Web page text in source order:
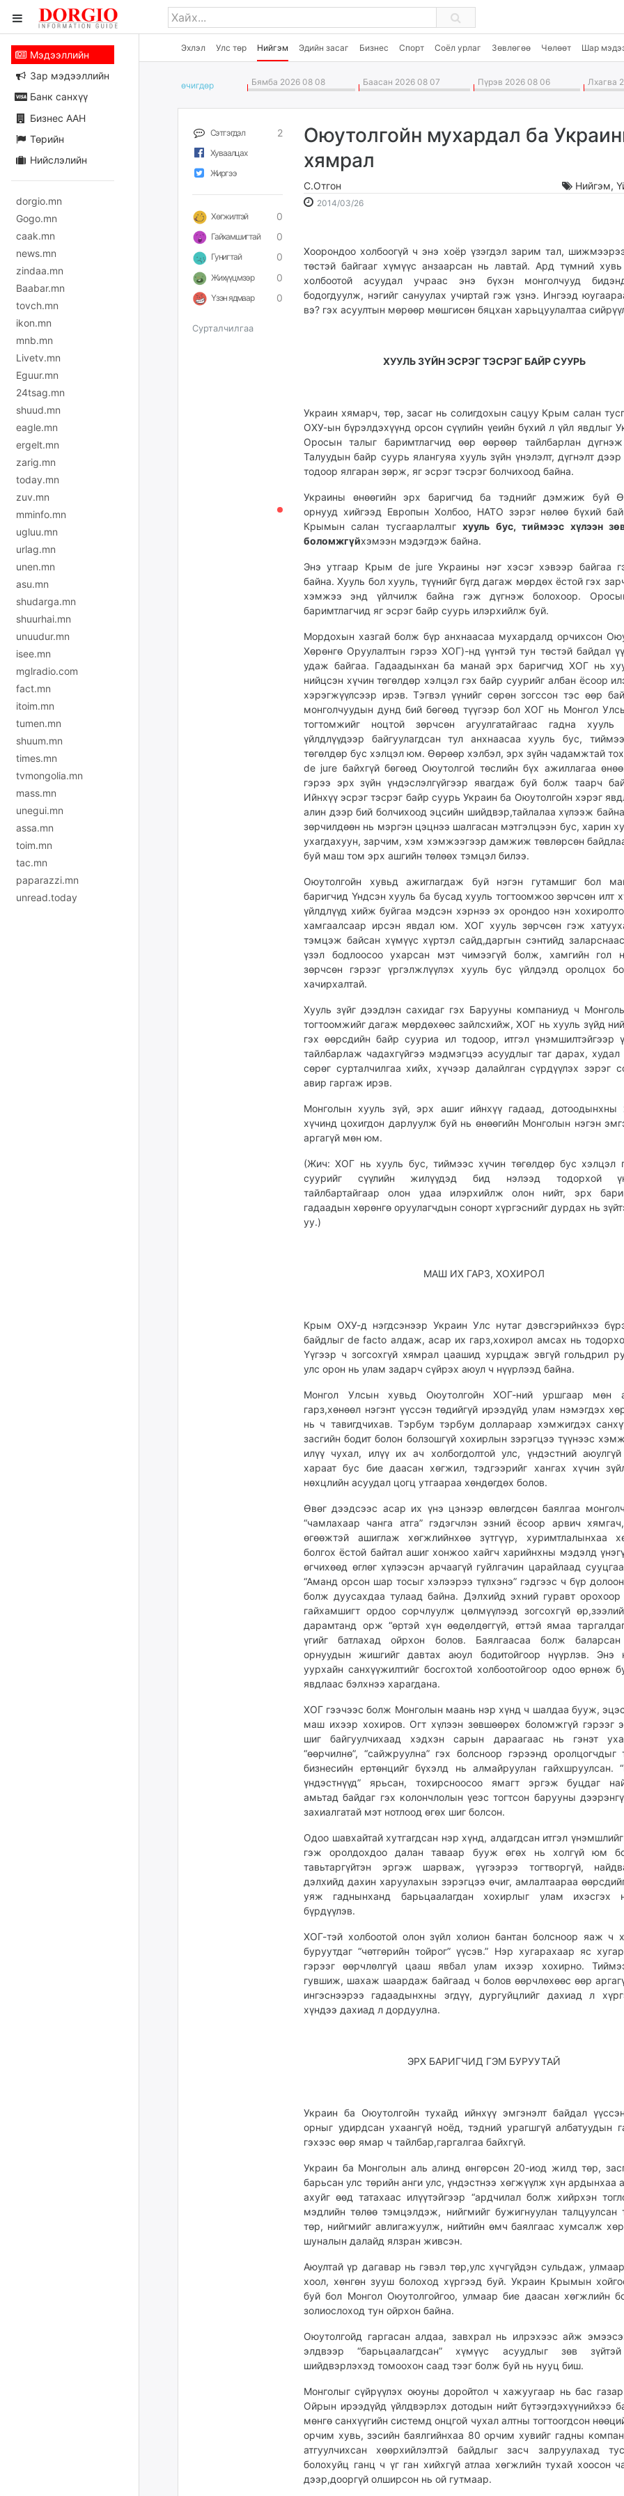
Эхлэл Улс төр Нийгэм Эдийн засаг Бизнес Спорт Соёл урлаг Зөвлөгөө Чөлөөт Шар
Мэдээллийн
Зар мэдээллийн
Банк санхүү
Бизнес ААН
Төрийн
Нийслэлийн
dorgio.mn
Gogo.mn
caak.mn
news.mn
zindaa.mn
Baabar.mn
tovch.mn
ikon.mn
mnb.mn
Livetv.mn
Eguur.mn
24tsag.mn
shuud.mn
eagle.mn
ergelt.mn
zarig.mn
today.mn
zuv.mn
mminfo.mn
ugluu.mn
urlag.mn
unen.mn
asu.mn
shudarga.mn
shuurhai.mn
unuudur.mn
isee.mn
mglradio.com
fact.mn
itoim.mn
tumen.mn
shuum.mn
times.mn
tvmongolia.mn
mass.mn
unegui.mn
assa.mn
toim.mn
tac.mn
paparazzi.mn
unread.today
өчигдѳр Бямба 2026 08 08 Баасан 2026 08 07 Пүрэв 2026 08 06 Лхагва
Сэтгэгдэл 2
Хуваалцах
Жиргээ
Хөгжилтэй 0
Гайхамшигтай 0
Гунигтай 0
Жихүүцмээр 0
Үзэн ядмаар 0
Сурталчилгаа
Оюутолгойн мухардал ба
хямрал
С.Отгон Нийгэм,
2014/03/262014-
15:03:20
2026-
20:34:15
Хоорондоо холбоогүй ч энэ хоёр үзэгдэл зарим тал,
төстэй байгааг хүмүүс анзаарсан нь лавтай. Ард түмний хувь
холбоотой асуудал учраас энэ бүхэн монголчууд
бодогдуулж, нэгийг сануулах учиртай гэж үзнэ. Ингээд
вэ? гэх асуултын мөрөөр мөшгисөн бяцхан харьцуулалтаа
ХУУЛЬ ЗҮЙН ЭСРЭГ ТЭСРЭГ БАЙР СУУРЬ
Украин хямарч, төр, засаг нь солигдохын сацуу Крым салан
ОХУ-ын бүрэлдэхүүнд орсон сүүлийн үеийн бүхий л үйл явдлыг
Оросын талыг баримтлагчид өөр өөрөөр тайлбарлан дүгнэж
Талуудын байр суурь ялангуяа хууль зүйн үнэлэлт, дүгнэлт
тодоор ялгаран зөрж, яг эсрэг тэсрэг болчихоод байна.
Украины өнөөгийн эрх баригчид ба тэднийг дэмжиж буй
орнууд хийгээд Европын Холбоо, НАТО зэрэг нөлөө бүхий
Крымын салан тусгаарлалтыгхууль бус, тиймээс хүлээн
боломжгүйхэмээн мэдэгдэж байна.
Энэ утгаар Крым de jure Украины нэг хэсэг хэвээр байгаа
байна. Хууль бол хууль, түүнийг бүгд дагаж мөрдөх ёстой гэх
хэмжээ энд үйлчилж байна гэж дүгнэж болохоор.
баримтлагчид яг эсрэг байр суурь илэрхийлж буй.
Мордохын хазгай болж бүр анх­наасаа мухардалд орчихсон
Хөрөнгө Оруулалтын гэрээ ХОГ)-нд үүнтэй тун төстэй байдал
удаж байгаа. Гадаадынхан ба манай эрх баригчид ХОГ нь
нийцсэн хүчин төгөлдөр хэлцэл гэх байр суурийг албан ёсоор
хэрэгжүүлсээр ирэв. Тэгвэл үүнийг сөрөн зогссон тэс өөр
монголчуудын дунд бий бөгөөд түүгээр бол ХОГ нь Монгол
тогтомжийг ноцтой зөрчсөн агуулгатайгаас гадна хууль
үйлдлүүдээр байгуулагдсан тул анхнаасаа хууль бус,
төгөлдөр бус хэлцэл юм. Өөрөөр хэлбэл, эрх зүйн чадамжтай
de jure байхгүй бөгөөд Оюутолгой төслийн бүх ажиллагаа
гэрээ эрх зүйн үндэслэлгүйгээр явагдаж буй болж таарч
Ийнхүү эсрэг тэсрэг байр суурь Украин ба Оюутолгойн хэрэг
алин дээр бий болчихоод эцсийн шийдвэр,тайлалаа хүлээж
зөрчилдөөн нь мэргэн цэцнээ шалгасан мэтгэлцээн бус, харин
ухагдахуун, зарчим, хэм хэмжээгээр дамжиж төвлөрсөн
буй маш том эрх ашгийн төлөөх тэмцэл билээ.
Оюутолгойн хувьд ажиглагдаж буй нэгэн гутамшиг бол
баригчид Үндсэн хууль ба бусад хууль тогтоомжоо зөрчсөн илт
үйлдлүүд хийж буйгаа мэдсэн хэрнээ эх орондоо нэн
хамгаалсаар ирсэн явдал юм. ХОГ хууль зөрчсөн гэж
тэмцэж байсан хүмүүс хүртэл сайд,даргын сэнтийд
үзэл бодлоосоо ухарсан мэт чимээгүй болж, хамгийн гол
зөрчсөн гэрээг үргэлжлүүлэх хууль бус үйлдэлд оролцох
хачирхалтай.
Хууль зүйг дээдлэн сахидаг гэх Барууны компаниуд ч
тогтоомжийг дагаж мөрдөхөөс зайлсхийж, ХОГ нь хууль зүйд
гэх өөрсдийн байр сууриа ил тодоор, итгэл үнэмшилтэйгээр
тайлбарлаж чадахгүйгээ мэдмэгцээ асуудлыг таг дарах, худал
сөрөг сурталчилгаа хийх, хүчээр далайлган сүрдүүлэх зэрэг
авир гаргаж ирэв.
Монголын хууль зүй, эрх ашиг ийнхүү гадаад, дотоодынхны
хүчинд цохигдон дарлуулж буй нь өнөөгийн Монголын нэгэн
аргагүй мөн юм.
(Жич: ХОГ нь хууль бус, тиймээс хүчин төгөлдөр бус хэлцэл
суурийг сүүлийн жилүүдэд бид нэлээд тодорхой
тайлбартайгаар олон удаа илэрхийлж олон нийт, эрх
гадаадын хөрөнгө оруулагчдын сонорт хүргэснийг дурдах нь
уу.)
МАШ ИХ ГАРЗ, ХОХИРОЛ
Крым ОХУ-д нэгдсэнээр Украин Улс нутаг дэвсгэрийнхээ
байдлыг de facto алдаж, асар их гарз,хохирол амсах нь
Үүгээр ч зогсохгүй хямрал цаашид хурцдаж эвгүй гольдрил
улс орон нь улам задарч сүйрэх аюул ч нүүрлээд байна.
Монгол Улсын хувьд Оюутолгойн ХОГ-ний уршгаар мөн
гарз,хөнөөл нэгэнт үүссэн төдийгүй ирээдүйд улам нэмэгдэх
нь ч тавигдчихав. Тэрбум тэрбум доллараар хэмжигдэх
засгийн бодит болон болзошгүй хохирлын зэрэгцээ түүнээс
илүү чухал, илүү их ач холбогдолтой улс, үндэстний
хараат бус бие даасан хөгжил, тэдгээрийг хангах хүчин
нөхцлийн асуудал цогц утгаараа хөндөгдөх болов.
Өвөг дээдсээс асар их үнэ цэнээр өвлөгдсөн баялгаа
“чамлахаар чанга атга” гэдэгчлэн эзний ёсоор арвич
өгөөжтэй ашиглаж хөгжлийнхөө зүтгүүр, хуримтлалынхаа
болгох ёстой байтал ашиг хонжоо хайгч харийнхны мэдэлд
өгчихөөд өглөг хүлээсэн арчаагүй гуйлгачин царайлаад
“Аманд орсон шар тосыг хэлээрээ түлхэнэ” гэдгээс ч бүр
болж дуусахдаа тулаад байна. Дэлхийд эхний гуравт орохоор
гайхамшигт ордоо сорчлуулж цөлмүүлээд зогсохгүй
дарамтанд орж “өртэй хүн өөдөлдөггүй, өттэй ямаа
үгийг батлахад ойрхон болов. Баялгаасаа болж
орнуудын жишгийг давтах аюул бодитойгоор нүүрлэв. Энэ
уурхайн санхүүжилтийг босгохтой холбоотойгоор одоо өрнөж
явдлаас бэлхнээ харагдана.
ХОГ гээчээс болж Монголын маань нэр хүнд ч шалдаа бууж,
маш ихээр хохиров. Огт хүлээн зөвшөөрөх боломжгүй гэрээг
шиг байгуулчихаад хэдхэн сарын дараагаас нь гэнэт
“өөрчилнө”, “сайжруулна” гэх болсноор гэрээнд оролцогчдыг
бизнесийн ертөнцийг бүхэлд нь алмайруулан гайхшруулсан.
үндэстнүүд” ярьсан, тохирсноосоо ямагт эргэж буцдаг
амьтад байдаг гэх колончлолын үеэс тогтсон барууны
захиалгатай мэт нотлоод өгөх шиг болсон.
Одоо шавхайтай хутгагдсан нэр хүнд, алдагдсан итгэл
гэж оролдохдоо далан таваар бууж өгөх нь холгүй юм
тавьтаргүйтэн эргэж шарваж, үүгээрээ тогтворгүй,
дэлхийд дахин харуулахын зэрэгцээ өчиг, амлалтаараа
уяж гаднынханд барьцаалагдан хохирлыг улам ихэсгэх
бүрдүүлэв.
ХОГ-тэй холбоотой олон зүйл холион бантан болсноор яаж ч
буруутдаг “чөтгөрийн тойрог” үүсэв.” Нэр хугарахаар яс
гэрээг өөрчлөлгүй цааш явбал улам ихээр хохирно.
гувшиж, шахаж шаардаж байгаад ч болов өөрчлөхөөс өөр
ингэснээрээ гадаадынхны эгдүү, дургуйцлийг дахиад л
хүндээ дахиад л дордуулна.
ЭРХ БАРИГЧИД ГЭМ БУРУУТАЙ
Украин ба Оюутолгойн тухайд ийнхүү эмгэнэлт байдал
орныг удирдсан ухаангүй ноёд, тэдний урагшгүй албатуудын
гэхээс өөр ямар ч тайлбар,гаргалгаа байхгүй.
Украин ба Монголын аль алинд өнгөрсөн 20-иод жилд төр,
барьсан улс төрийн анги улс, үндэстнээ хөгжүүлж хүн ардынхаа
ахуйг өөд татахаас илүүтэйгээр “ардчилал болж хийрхэн
мэдлийн төлөө тэмцэлдэж, нийгмийг бужигнуулан талцуулсан
төр, нийгмийг авлигажуулж, нийтийн өмч баялгаас хумсалж
шуналын далайд ялзран живсэн.
Аюултай үр дагавар нь гэвэл төр,улс хүчгүйдэн сульдаж,
хоол, хөнгөн зууш болоход хүргээд буй. Украин Крымын
буй бол Монгол Оюутолгойгоо, улмаар бие даасан хөгжлийн
золиослоход тун ойрхон байна.
Оюутолгойд гаргасан алдаа, завхрал нь илрэхээс айж
элдвээр “барьцаалагдсан” хүмүүс асуудлыг зөв
шийдвэрлэхэд томоохон саад тээг болж буй нь нууц биш.
Монголыг сүйрүүлэх оюуны доройтол ч хажуугаар нь бас
Ойрын ирээдүйд үйлдвэрлэх дотодын нийт бүтээгдэхүүнийхээ
мөнгө санхүүгийн системд онцгой чухал алтны тогтоогдсон
орчим хувь, зэсийн баялгийнхаа 80 орчим хувийг гадны
атгуулчихсан хөөрхийлэлтэй байдлыг засч залруулахад
болохуйц ганц ч үг ган хийхгүй атлаа хөгжлийн тухай хоосон
дээр,дооргүй олширсон нь ой гутмаар.